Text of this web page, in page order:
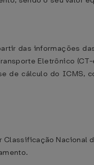
das informações
Eletrônico
de cálculo do ICMS,
Nacional